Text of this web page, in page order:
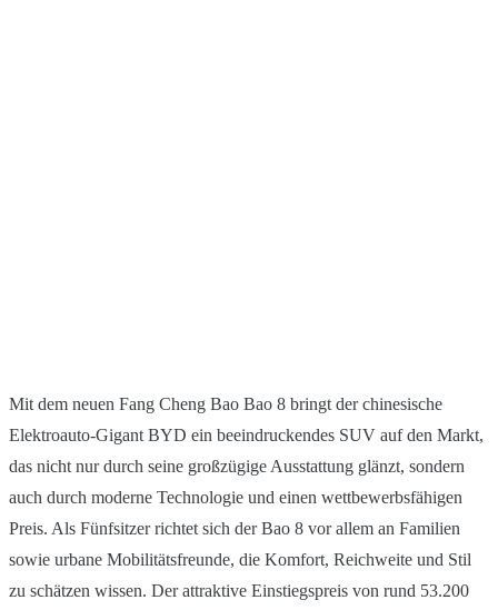
Mit dem neuen Fang Cheng Bao Bao 8 bringt der chinesische
Elektroauto-Gigant BYD ein beeindruckendes SUV auf den Markt,
das nicht nur durch seine großzügige Ausstattung glänzt, sondern
auch durch moderne Technologie und einen wettbewerbsfähigen
Preis. Als Fünfsitzer richtet sich der Bao 8 vor allem an Familien
sowie urbane Mobilitätsfreunde, die Komfort, Reichweite und Stil
zu schätzen wissen. Der attraktive Einstiegspreis von rund 53.200